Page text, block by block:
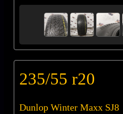
235/55 r20
Dunlop Winter Maxx SJ8